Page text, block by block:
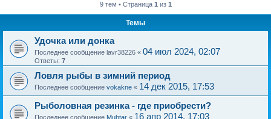
9 тем • Страница 1 из 1
Темы
Удочка или донка
Последнее сообщение lavr38226 « 04 июл 2024, 02:07
Ответы: 7
Ловля рыбы в зимний период
Последнее сообщение vokakne « 14 дек 2015, 17:53
Рыболовная резинка - где приобрести?
Последнее сообщение Muhtar « 16 апр 2014, 17:03